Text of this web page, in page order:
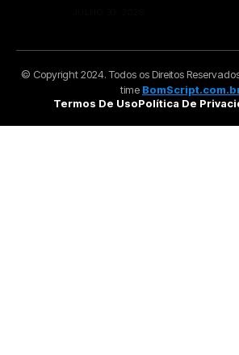
© Copyright 2024. Todos os Direitos
time
Termos De UsoPolítica De